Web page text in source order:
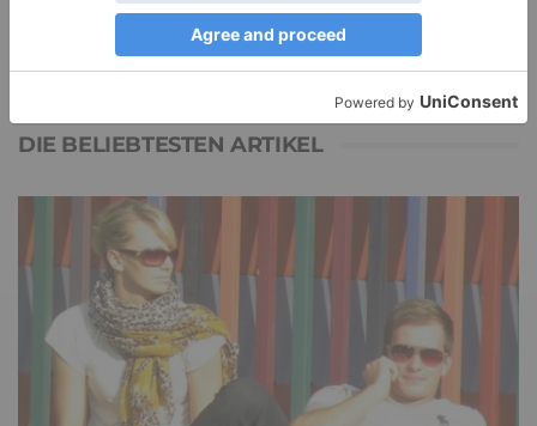
DIE BELIEBTESTEN ARTIKEL